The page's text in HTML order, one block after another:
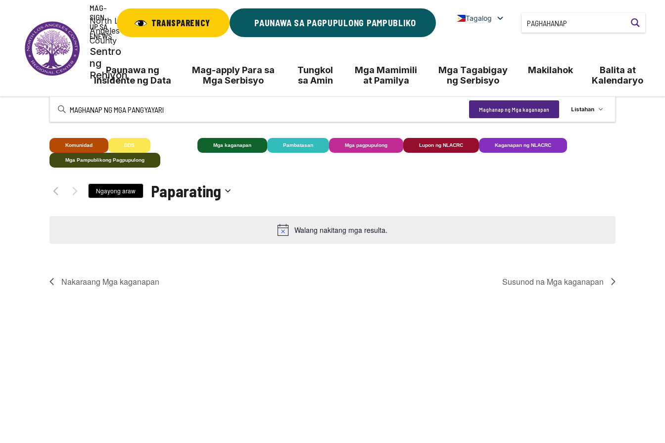
nilalaman
North Los
Angeles
County
Sentro
ng
Rehiyon
MAG-
SIGN
UP SA
ENEWS
TRANSPARENCY PAUNAWA SA PAGPUPULONG PAMPUBLIKO Tagalog
Paunawa ng
Insidente ng Data
Mag-apply Para sa
Mga Serbisyo
Tungkol
sa Amin
Mga Mamimili
at Pamilya
Mga Tagabigay
ng Serbisyo
Makilahok
Balita at
Kalendaryo
Walang nakitang mga resulta.
Ipasok
Maghanap
ng
Mga
sa
pamamagitan
Maghanap ng Mga kaganapan Listahan
Komunidad DDS Mga kaganapan Pambatasan Mga pagpupulong Lupon ng NLACRC Kaganapan ng NLACRC
Mga Pampublikong Pagpupulong
Ngayong araw Paparating
Nakaraang Mga kaganapan Susunod na Mga kaganapan